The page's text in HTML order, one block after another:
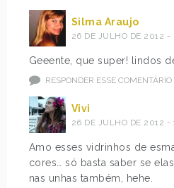
Silma Araujo
26 DE JULHO DE 2012 -
Geeente, que super! lindos
RESPONDER ESSE COMENTÁRIO
Vivi
26 DE JULHO DE 2012 -
Amo esses vidrinhos de
cores… só basta saber se
nas unhas também, hehe.